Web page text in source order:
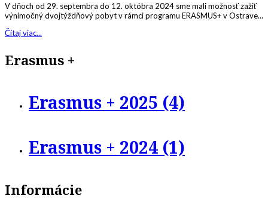
V dňoch od 29. septembra do 12. októbra 2024 sme mali možnosť zažiť
výnimočný dvojtýždňový pobyt v rámci programu ERASMUS+ v Ostrave...
Čítaj viac...
Erasmus +
Erasmus + 2025 (4)
Erasmus + 2024 (1)
Informácie